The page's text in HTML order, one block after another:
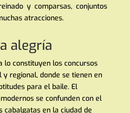
y comparsas, conjuntos
atracciones.
alegría
lo constituyen los concursos
regional, donde se tienen en
para el baile. El
se confunden con el
cabalgatas en la ciudad de